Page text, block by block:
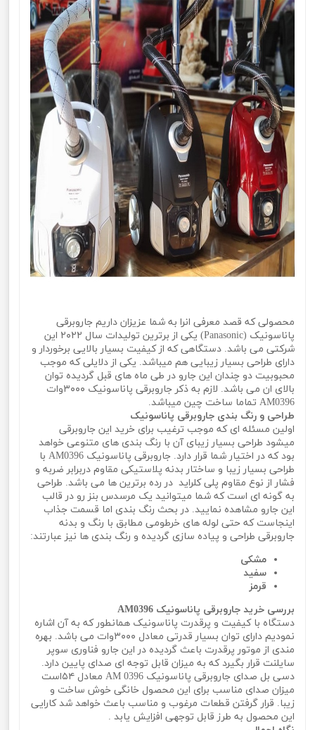
محصولی که قصد معرفی انرا به شما عزیزان داریم جاروبرقی
پاناسونیک (Panasonic) یکی از برترین تولیدات سال ۲۰۲۲ این
شرکتی می باشد. دستگاهی که از کیفیت بسیار بالایی برخوردار و
دارای طراحی بسیار زیبایی هم میباشد. یکی از دلایلی که موجب
محبوبیت دو چندان این جارو در طی ماه های قبل گردیده توان
بالای ان می باشد. لازم به ذکر جاروبرقی پاناسونیک ۳۰۰۰وات
AM0396 تماما ساخت چین میباشد.
طراحی و رنگ بندی جاروبرقی پاناسونیک
اولین مسئله ای که موجب ترغیب برای خرید این جاروبرقی
میشود طراحی بسیار زیبای آن با رنگ بندی های متنوعی خواهد
بود که در اختیار شما قرار دارد. جاروبرقی پاناسونیک AM0396 با
طراحی بسیار زیبا و ساختار بدنه پلاستیکی مقاوم دربرابر ضربه و
فشار از نوع مقاوم پلی کلراید در رده برترین ها می باشد. طراحی
به گونه ای است که شما میتوانید یک مرسدس بنز رو در قالب
این جارو مشاهده نمایید. در بحث رنگ بندی اما قسمت جذاب
اینجاست که حتی لوله های خرطومی مطابق با رنگ و بدنه
جاروبرقی طراحی و پیاده سازی گردیده و رنگ بندی ها نیز عبارتند:
مشکی
سفید
قرمز
بررسی خرید جاروبرقی پاناسونیک AM0396
دستگاه با کیفیت و پرقدرت پاناسونیک همانطور که به آن اشاره
نمودیم دارای توان بسیار قدرتی معادل ۳۰۰۰وات می باشد. بهره
مندی از موتور پرقدرت باعث گردیده در این جارو فناوری سوپر
سایلنت قرار بگیرد که به میزان قابل توجه ای صدای پایین دارد.
دسی بل صدای جاروبرقی پاناسونیک AM 0396 معادل ۵۴است
میزان صدای مناسب برای این محصول خانگی خوش ساخت و
زیبا. قرار گرفتن قطعات مرغوب و مناسب باعث خواهد شد کارایی
این محصول به طرز قابل توجهی افزایش یابد .